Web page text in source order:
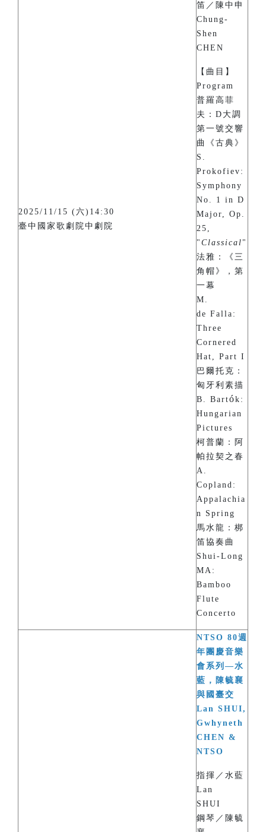
2025/11/15 (六)14:30
臺中國家歌劇院中劇院
笛／陳中申
Chung-
Shen
CHEN
【曲目】
Program
普羅高菲
夫：D大調
第一號交響
曲《古典》
S.
Prokofiev:
Symphony
No. 1 in D
Major, Op.
25,
" Classical "
法雅：《三
角帽》，第
一幕
M.
de Falla:
Three
Cornered
Hat, Part I
巴爾托克：
匈牙利素描
B. Bartók:
Hungarian
Pictures
柯普蘭：阿
帕拉契之春
A.
Copland:
Appalachia
n Spring
馬水龍：梆
笛協奏曲
Shui-Long
MA:
Bamboo
Flute
Concerto
NTSO 80週
年團慶音樂
會系列—水
藍，陳毓襄
與國臺交
Lan SHUI,
Gwhyneth
CHEN &
NTSO
指揮／水藍
Lan
SHUI
鋼琴／陳毓